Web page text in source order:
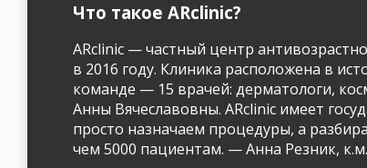
Что такое ARclinic?
ARclinic — частный центр
в 2016 году. Клиника расположена в
команде — 15 врачей: дерматологи,
Анны Вячеславовны. ARclinic имеет
просто назначаем процедуры, а
чем 5000 пациентам. — Анна Резник,